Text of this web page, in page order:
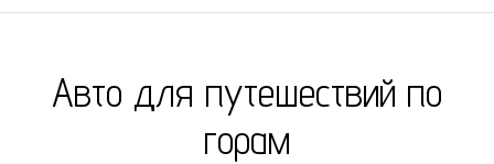
Авто для путешествий по
горам